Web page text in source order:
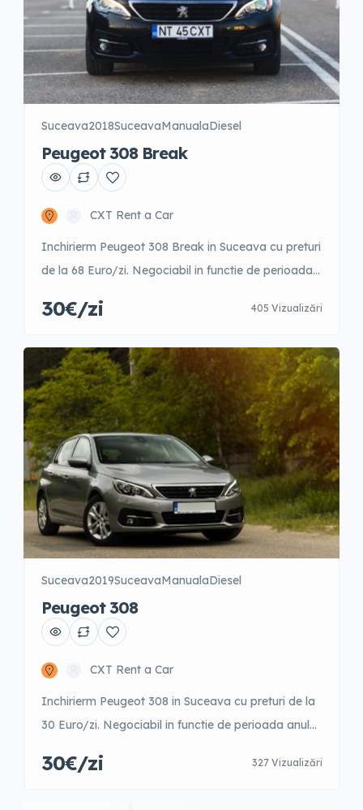
Suceava2018SuceavaManualaDiesel
Peugeot 308 Break
CXT Rent a Car
Inchirierm Peugeot 308 Break in Suceava cu preturi
de la 68 Euro/zi. Negociabil in functie de perioada
15 zile – 35 Euro/zi 16-21 zile – 31 Euro/zi 22-30 zile
Posibilitate fara garantie cu […]
30€/zi 405 Vizualizări
Suceava2019SuceavaManualaDiesel
Peugeot 308
CXT Rent a Car
Inchirierm Peugeot 308 in Suceava cu preturi de la
30 Euro/zi. Negociabil in functie de perioada anului.
35 Euro/zi 16-21 zile – 31 Euro/zi 22-30 zile – 31
30€/zi 327 Vizualizări